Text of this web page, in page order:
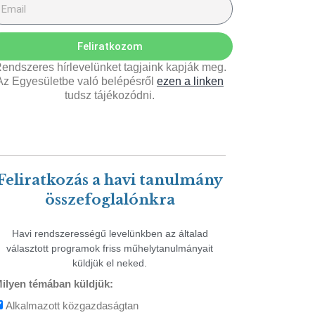
Feliratkozom
hírlevelünket tagjaink kapják meg.
Egyesületbe való belépésről ezen a linken
tudsz tájékozódni.
a havi tanulmány
összefoglalónkra
Havi rendszerességű levelünkben az általad
választott programok friss műhelytanulmányait
küldjük el neked.
témában küldjük:
Alkalmazott közgazdaságtan